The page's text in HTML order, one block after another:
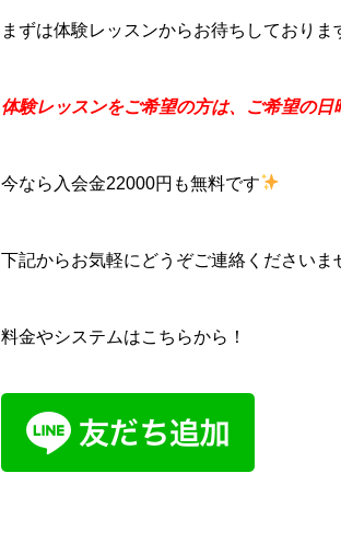
まずは体験レッスンからお待ちしておりま
体験レッスンをご希望の方は、ご希望の日
今なら入会金22000円も無料です
下記からお気軽にどうぞご連絡くださいま
料金やシステムはこちらから！